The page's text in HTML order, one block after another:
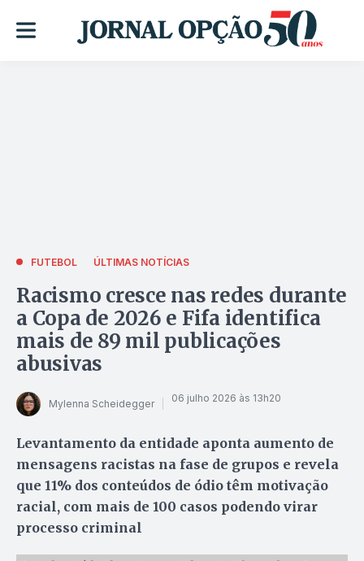
FUTEBOL ÚLTIMAS NOTÍCIAS
Racismo cresce nas redes durante
a Copa de 2026 e Fifa identifica
mais de 89 mil publicações
abusivas
Mylenna Scheidegger 06 julho 2026 às 13h20
Levantamento da entidade aponta aumento de
mensagens racistas na fase de grupos e revela
que 11% dos conteúdos de ódio têm motivação
racial, com mais de 100 casos podendo virar
processo criminal